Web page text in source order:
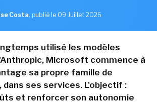
Costa, publié le 09 Juillet 2026
utilisé les modèles
Microsoft commence à
sa propre famille de
dans ses services. L'objectif :
et renforcer son autonomie